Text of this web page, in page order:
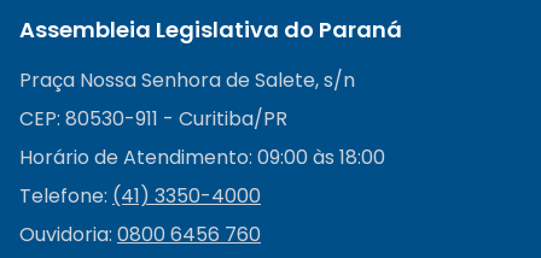
Assembleia Legislativa do Paraná
Praça Nossa Senhora de Salete, s/n
CEP: 80530-911 - Curitiba/PR
Horário de Atendimento: 09:00 às 18:00
Telefone: (41) 3350-4000
Ouvidoria: 0800 6456 760